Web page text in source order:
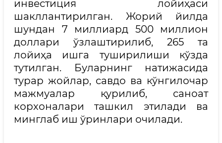
инвестиция лойиҳаси
шакллантирилган. Жорий йилда
шундан 7 миллиард 500 миллион
доллари ўзлаштирилиб, 265 та
лойиҳа ишга туширилиши кўзда
тутилган. Буларнинг натижасида
турар жойлар, савдо ва кўнгилочар
мажмуалар қурилиб, саноат
корхоналари ташкил этилади ва
минглаб иш ўринлари очилади.